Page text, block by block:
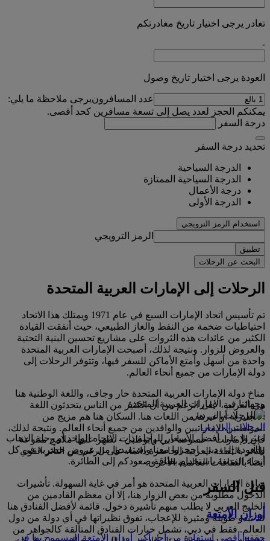
تغادر يرجى اختيار تاريخ مغادرتكم
-
العودة يرجى اختيار تاريخ وصول
عدد المسافرونيرجى ملاحظة ما يلي:
يمكنكم الحجز لعدد يصل إلى تسعة مسافرين كحد أقصى.
درجة السفر
تحديد درجة السفر
الدرجة السياحية
الدرجة السياحية الممتازة
درجة الأعمال
الدرجة الأولى
استخدام الرمز الترويجي
الرمز الترويجي
تطبيق
البحث عن الرحلات
الرحلات إلى الإمارات العربية المتحدة
تم تأسيس اتحاد الإمارات السبع في عام 1971 ويمتلك هذا الاتحاد
احتياطيات ضخمة من النفط والغاز الطبيعي، حيث أنفقت القيادة
الكثير من عائدات هذه الثروات على مشاريع تحسين البنية التحتية
والعروض للزوار. ونتيجة لذلك، أصبحت الإمارات العربية المتحدة
واحدة من أسهل وأمتع الأماكن للسفر فيها، وتتوفر الرحلات إلى
دولة الإمارات من جميع أنحاء العالم.
مناخ دولة الإمارات العربية المتحدة حار وجاف، واللغة الوطنية هنا
هي العربية، على الرغم من أن الكثير من الناس يتحدثون اللغة
الانجليزية أو غيرها من اللغات هنا. السكان هنا هم مزيج من
المواطنين الإماراتيين والوافدين من جميع أنحاء العالم. ونتيجة لذلك،
فإن الإمارات - خصوصا دبي وأبوظبي - تظهر عليها ملامح متنوعة
للتأثر بالثقافة العربية الحاضرة دائما، على الرغم من التأثر القوي
أيضا بالثقافات العالمية الأخرى.
زيارة الإمارات العربية المتحدة هو أمر في غاية السهولة. تأشيرات
الدخول مطلوبة من بعض الزوار هنا، إلا أن معظم القادمين من
الخليج العربي لا يطلب منهم تأشيرة دخول. قائمة لأفضل الفنادق هنا
قد تبدو طويلة ومثيرة للإعجاب، تفوق نظيراتها في أي دولة من دول
العالم. فقط في دبي، تشمل خيارات الفنادق المتألقة كالجواهر من
وجهاتنا في الإمارات العربية المتحدة
الرحلات إلى دبي
اعثروا على أفضل الأسعار للرحلة ذات الاتجاه الواحد أو رحلة الذهاب
والعودة إلى دبي. احجزوا معنا واستفيدوا من عروض حصرية في كل
أنحاء المدينة باستخدام بطاقة صعودكم إلى الطائرة.
قبل السفر
أوزان الأمتعة
حققوا أقصى استفادة من أحد أكبر أوزان الأمتعة المسموح بها في